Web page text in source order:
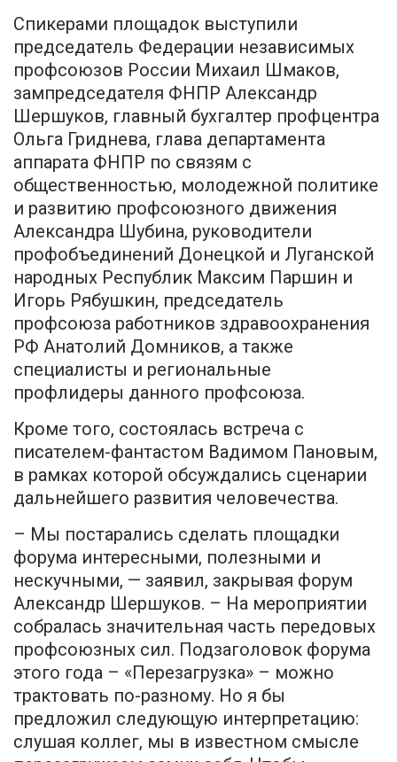
Спикерами площадок выступили
председатель Федерации независимых
профсоюзов России Михаил Шмаков,
зампредседателя ФНПР Александр
Шершуков, главный бухгалтер профцентра
Ольга Гриднева, глава департамента
аппарата ФНПР по связям с
общественностью, молодежной политике
и развитию профсоюзного движения
Александра Шубина, руководители
профобъединений Донецкой и Луганской
народных Республик Максим Паршин и
Игорь Рябушкин, председатель
профсоюза работников здравоохранения
РФ Анатолий Домников, а также
специалисты и региональные
профлидеры данного профсоюза.
Кроме того, состоялась встреча с
писателем-фантастом Вадимом Пановым,
в рамках которой обсуждались сценарии
дальнейшего развития человечества.
– Мы постарались сделать площадки
форума интересными, полезными и
нескучными, — заявил, закрывая форум
Александр Шершуков. – На мероприятии
собралась значительная часть передовых
профсоюзных сил. Подзаголовок форума
этого года – «Перезагрузка» – можно
трактовать по-разному. Но я бы
предложил следующую интерпретацию:
слушая коллег, мы в известном смысле